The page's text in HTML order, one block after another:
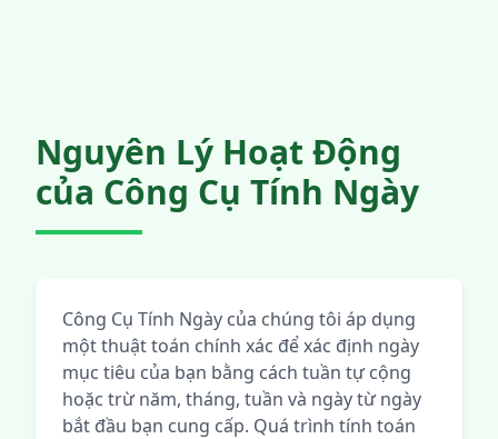
Nguyên Lý Hoạt Động
của Công Cụ Tính Ngày
Công Cụ Tính Ngày của chúng tôi áp dụng
một thuật toán chính xác để xác định ngày
mục tiêu của bạn bằng cách tuần tự cộng
hoặc trừ năm, tháng, tuần và ngày từ ngày
bắt đầu bạn cung cấp. Quá trình tính toán